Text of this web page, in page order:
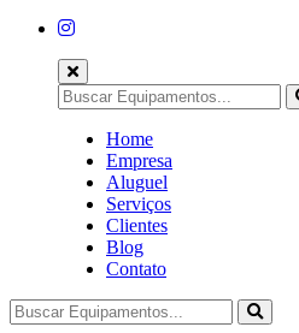
Home
Empresa
Aluguel
Serviços
Clientes
Blog
Contato